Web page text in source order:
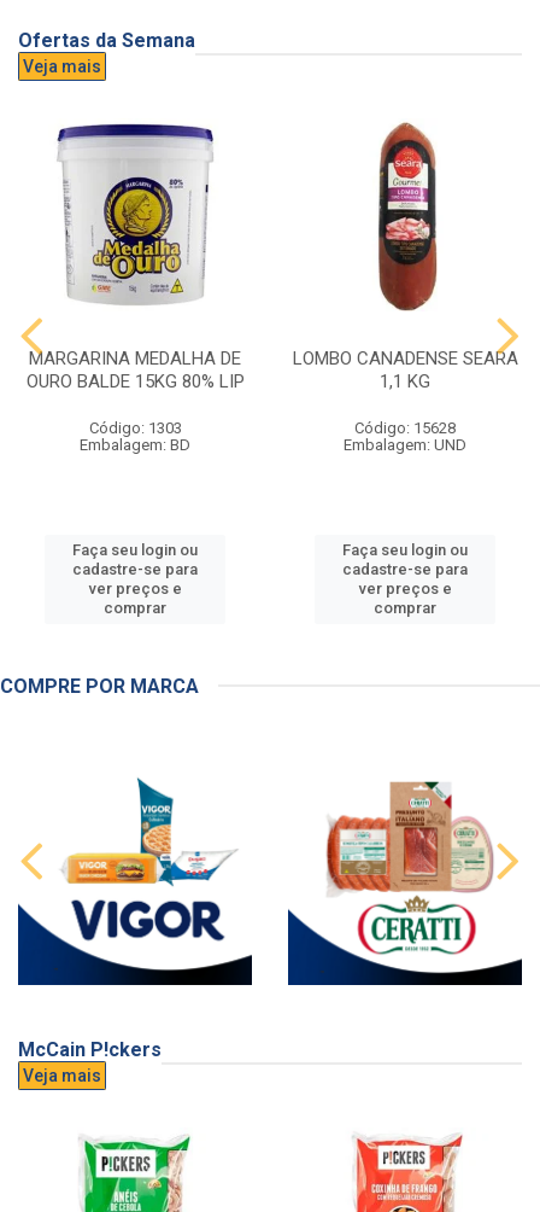
Ofertas da Semana
Veja mais
MARGARINA MEDALHA DE
OURO BALDE 15KG 80% LIP
Código: 1303
Embalagem: BD
Faça seu login ou
cadastre-se para
ver preços e
comprar
LOMBO CANADENSE SEARA
1,1 KG
Código: 15628
Embalagem: UND
Faça seu login ou
cadastre-se para
ver preços e
comprar
COMPRE POR MARCA
McCain P!ckers
Veja mais